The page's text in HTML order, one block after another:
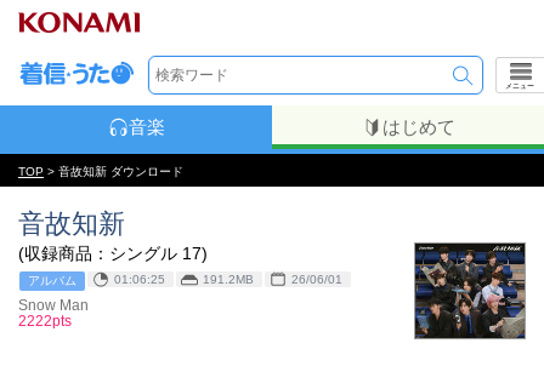
メニュー
音楽 はじめて
TOP > 音故知新 ダウンロード
音故知新
(収録商品：シングル 17)
アルバム 01:06:25 191.2MB 26/06/01
Snow Man
2222pts